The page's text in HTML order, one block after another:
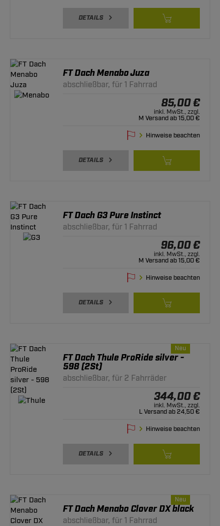
DETAILS
FT Dach Menabo Juza
abschließbar, für 1 Fahrrad
85,00 €
inkl. MwSt., zzgl.
M Versand ab 15,00 €
Hinweise beachten
DETAILS
FT Dach G3 Pure Instinct
abschließbar, für 1 Fahrrad
96,00 €
inkl. MwSt., zzgl.
M Versand ab 15,00 €
Hinweise beachten
DETAILS
Neu
FT Dach Thule ProRide silver -
598 (2St)
abschließbar, für 2 Fahrräder
344,00 €
inkl. MwSt., zzgl.
L Versand ab 24,50 €
Hinweise beachten
DETAILS
Neu
FT Dach Menabo Clover DX black
abschließbar, für 1 Fahrrad